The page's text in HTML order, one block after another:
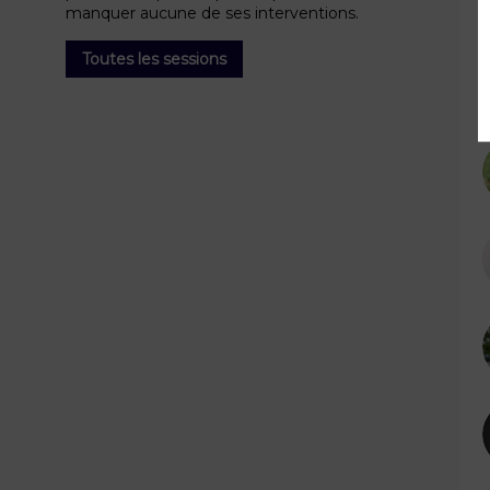
manquer aucune de ses interventions.
Toutes les sessions